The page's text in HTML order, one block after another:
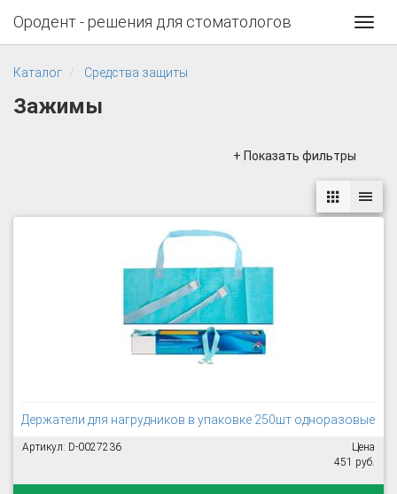
Ородент - решения для стоматологов
Каталог Средства защиты
Зажимы
+ Показать фильтры
Держатели для нагрудников в упаковке 250шт одноразовые
Артикул: D-0027236
Цена
451 руб.